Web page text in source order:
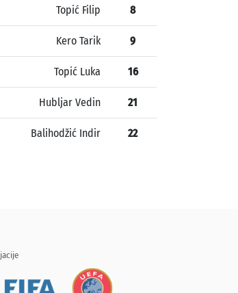
Topić Filip 8
Kero Tarik 9
Topić Luka 16
Hubljar Vedin 21
Balihodžić Indir 22